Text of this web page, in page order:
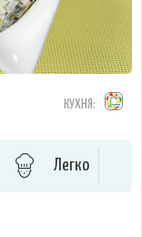
КУХНЯ:
Легко